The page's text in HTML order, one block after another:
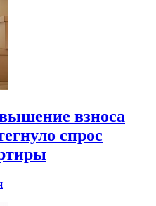
взноса
спрос